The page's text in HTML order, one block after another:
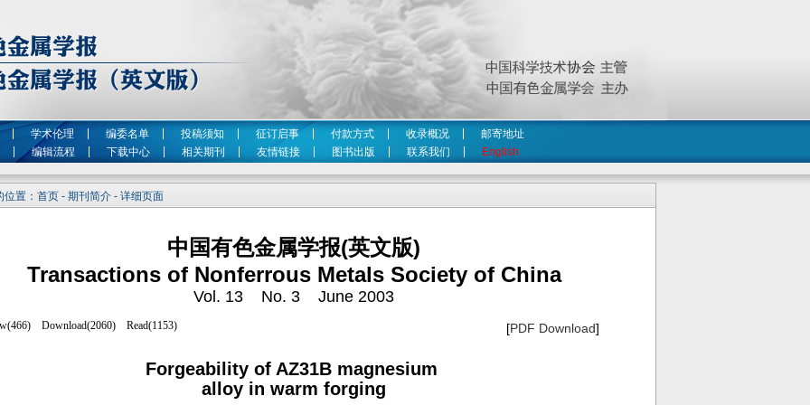
学术伦理 编委名单 投稿须知 征订启事 付款方式 收录概况
邮寄地址
编辑流程
下载中心 相关期刊 友情链接 图书出版 联系我们 English
位置：首页 - 期刊简介 - 详细页面
中国有色金属学报(英文版)
Transactions of Nonferrous Metals Society of China
Vol. 13 No. 3 June 2003
[PDF Download]
Forgeability of AZ31B magnesium
alloy in warm forging